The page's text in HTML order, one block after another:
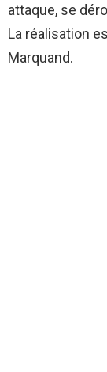
attaque, se
La réalisation
Marquand.